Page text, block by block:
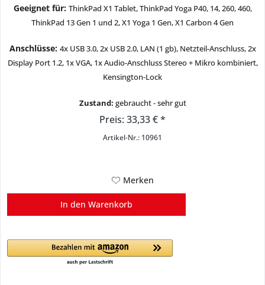
Geeignet für: ThinkPad X1 Tablet, ThinkPad Yoga P40, 14, 260, 460,
ThinkPad 13 Gen 1 und 2, X1 Yoga 1 Gen, X1 Carbon 4 Gen
Anschlüsse: 4x USB 3.0, 2x USB 2.0, LAN (1 gb), Netzteil-Anschluss, 2x
Display Port 1.2, 1x VGA, 1x Audio-Anschluss Stereo + Mikro kombiniert,
Kensington-Lock
Zustand: gebraucht - sehr gut
Preis: 33,33 € *
Artikel-Nr.: 10961
Merken
In den Warenkorb